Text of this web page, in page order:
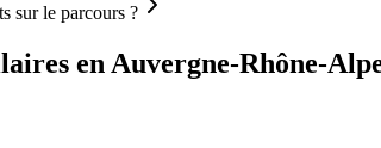
sur le parcours ?
en Auvergne-Rhône-